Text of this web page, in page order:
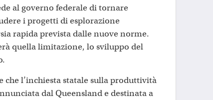
al governo federale di tornare
i progetti di esplorazione
rapida prevista dalle nuove norme.
quella limitazione, lo sviluppo del
l’inchiesta statale sulla produttività
dal Queensland e destinata a